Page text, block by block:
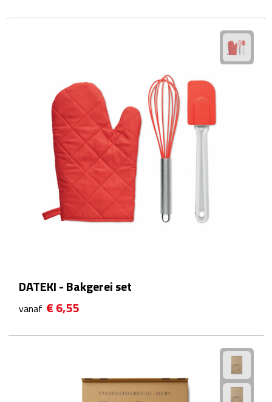
Cocktailglazen
Wijnglazen
Koffieglazen
Theeglazen
Kopjes & Mokken
Schoteltjes
Thermossets
Agenda's & Kalenders
DATEKI - Bakgerei set
vanaf € 6,55